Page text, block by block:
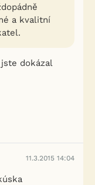
a kvalitní
dokázal
11.3.2015 14:04